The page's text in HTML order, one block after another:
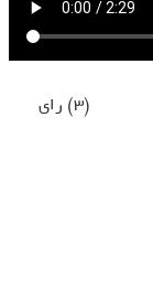
(3) رای